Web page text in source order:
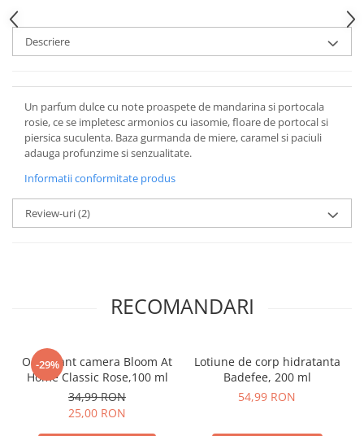
Descriere
Un parfum dulce cu note proaspete de mandarina si portocala
rosie, ce se impletesc armonios cu iasomie, floare de portocal si
piersica suculenta. Baza gurmanda de miere, caramel si paciuli
adauga profunzime si senzualitate.
Informatii conformitate produs
Review-uri(2)
RECOMANDARI
-29%
Odorizant camera Bloom At
Home Classic Rose,100 ml
34,99 RON
25,00 RON
Lotiune de corp hidratanta
Badefee, 200 ml
54,99 RON